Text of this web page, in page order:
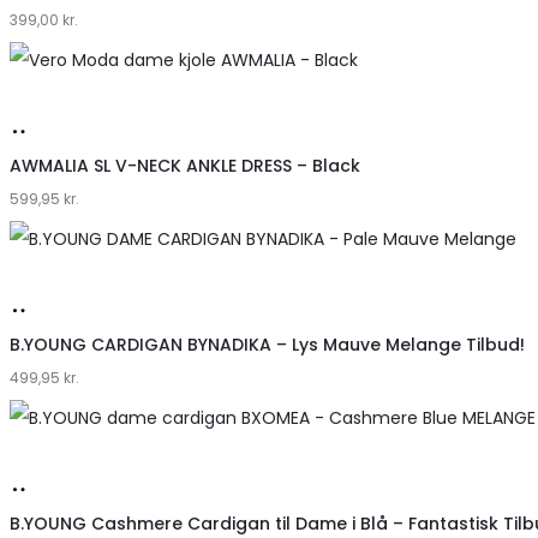
Klædeskabet.dk
399,00 kr.
hos
Klædeskabet.dk
AWMALIA SL V-NECK ANKLE DRESS – Black
599,95 kr.
hos
Klædeskabet.dk
B.YOUNG CARDIGAN BYNADIKA – Lys Mauve Melange Tilbud!
499,95 kr.
hos
B.YOUNG Cashmere Cardigan til Dame i Blå – Fantastisk